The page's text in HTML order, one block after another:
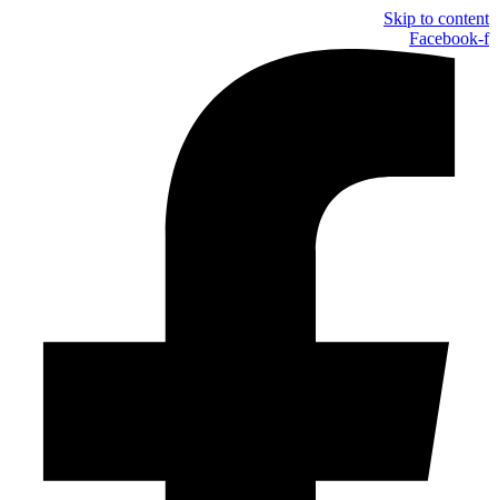
Skip to content
Facebook-f